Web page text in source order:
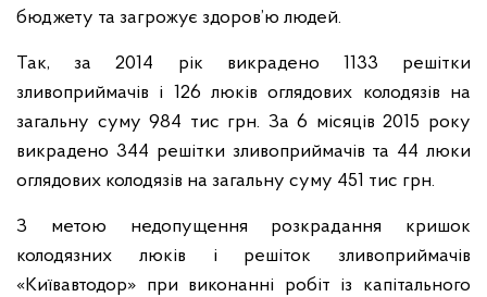
бюджету та загрожує здоров’ю людей.
Так, за 2014 рік викрадено 1133 решітки
зливоприймачів і 126 люків оглядових колодязів на
загальну суму 984 тис грн. За 6 місяців 2015 року
викрадено 344 решітки зливоприймачів та 44 люки
оглядових колодязів на загальну суму 451 тис грн.
З метою недопущення розкрадання кришок
колодязних люків і решіток зливоприймачів
«Київавтодор» при виконанні робіт із капітального